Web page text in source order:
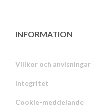
INFORMATION
Villkor och anvisningar
Integritet
Cookie-meddelande